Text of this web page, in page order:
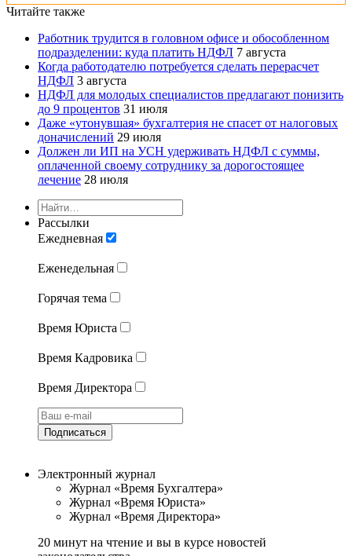
Читайте также
Работник трудится в головном офисе и обособленном
подразделении: куда платить НДФЛ 7 августа
Когда работодателю потребуется сделать перерасчет
НДФЛ 3 августа
НДФЛ для молодых специалистов предлагают понизить
до 9 процентов 31 июля
Даже «утонувшая» бухгалтерия не спасет от налоговых
доначислений 29 июля
Должен ли ИП на УСН удерживать НДФЛ с суммы,
оплаченной своему сотруднику за дорогостоящее
лечение 28 июля
Рассылки
Ежедневная
Еженедельная
Горячая тема
Время Юриста
Время Кадровика
Время Директора
Подписаться
Электронный журнал
Журнал «Время Бухгалтера»
Журнал «Время Юриста»
Журнал «Время Директора»
20 минут на чтение и вы в курсе новостей